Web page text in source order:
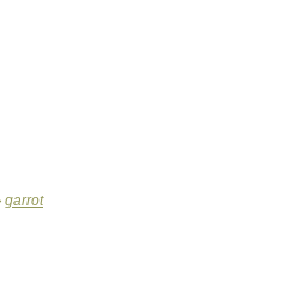
garrot